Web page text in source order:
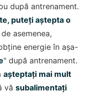
după antrenament.
puteți aștepta o
asemenea,
energie în așa-
" după antrenament.
așteptați mai mult
vă subalimentați